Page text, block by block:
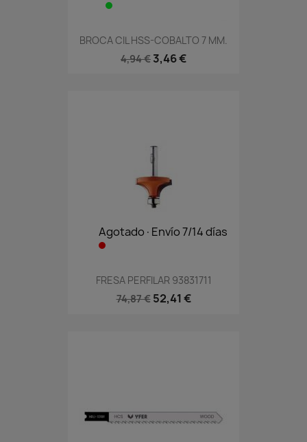
BROCA CIL HSS-COBALTO 7 MM.
4,94 € 3,46 €
Agotado·Envío 7/14 días
FRESA PERFILAR 93831711
74,87 € 52,41 €